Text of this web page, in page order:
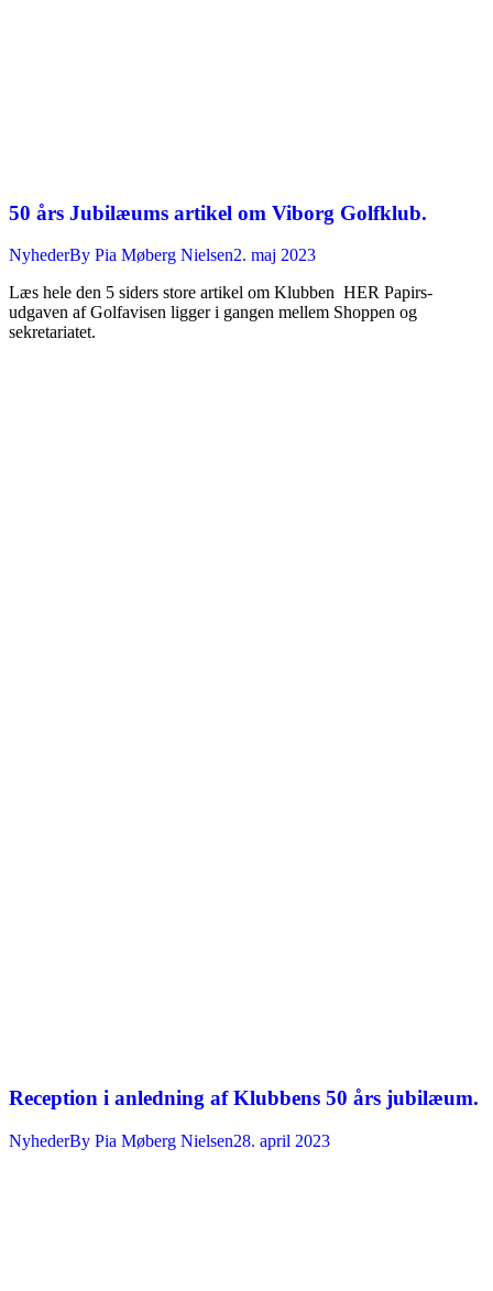
50 års Jubilæums artikel om Viborg Golfklub.
NyhederBy Pia Møberg Nielsen2. maj 2023
Læs hele den 5 siders store artikel om Klubben HER Papirs-
udgaven af Golfavisen ligger i gangen mellem Shoppen og
sekretariatet.
Reception i anledning af Klubbens 50 års jubilæum.
NyhederBy Pia Møberg Nielsen28. april 2023